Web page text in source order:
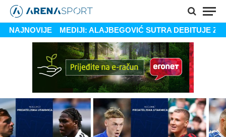
NAJNOVIJEMEDIJI: ALAJBEGOVIĆ SUTRA DEBITUJE ZA